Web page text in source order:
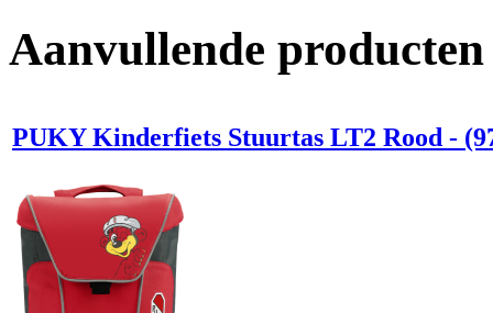
Aanvullende producten
PUKY Kinderfiets Stuurtas LT2 Rood -